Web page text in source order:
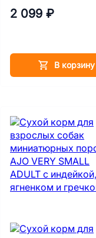
2 099 ₽
В корзину